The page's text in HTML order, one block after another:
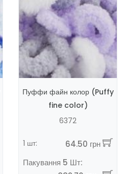
Пуффи файн колор (Puffy
fine color)
6372
1 шт:
64.50 грн
Пакування 5 Шт: